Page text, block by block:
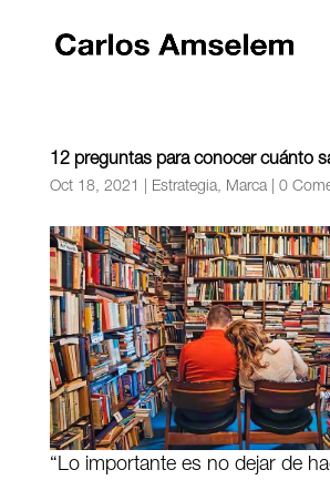
12 preguntas para conocer cuánto
Oct 18, 2021 Estrategia, Marca| 0
“Lo importante es no dejar de